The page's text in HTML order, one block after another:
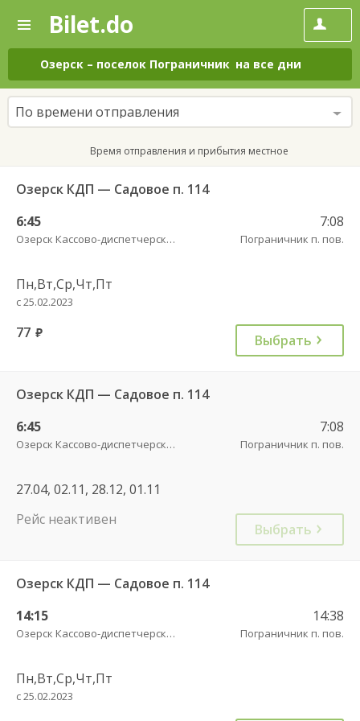
—
Поиск
и
покупка
билетов
на
автобус
онлайн
Bilet.do
Озерск – поселок Пограничник на все дни
По времени отправления
Время отправления и прибытия местное
Озерск КДП — Садовое п. 114
6:45
Озерск Кассово-диспетчерский пункт
7:08
Пограничник п. пов.
Пн,Вт,Ср,Чт,Пт
с 25.02.2023
77 руб. Выбрать
Озерск КДП — Садовое п. 114
6:45
Озерск Кассово-диспетчерский пункт
7:08
Пограничник п. пов.
27.04, 02.11, 28.12, 01.11
Рейс неактивен
Выбрать
Озерск КДП — Садовое п. 114
14:15
Озерск Кассово-диспетчерский пункт
14:38
Пограничник п. пов.
Пн,Вт,Ср,Чт,Пт
с 25.02.2023